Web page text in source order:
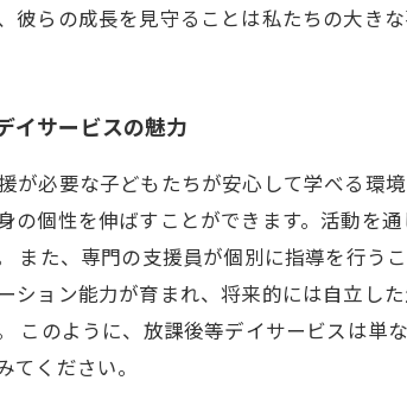
らの成長を見守ることは私たちの大きな
イサービスの魅力
が必要な子どもたちが安心して学べる環
の個性を伸ばすことができます。活動を
また、専門の支援員が個別に指導を行う
ション能力が育まれ、将来的には自立し
このように、放課後等デイサービスは
ください。